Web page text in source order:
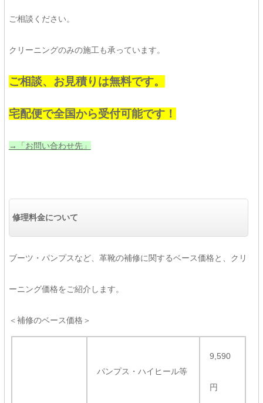
ご相談ください。
クリーニングのみの施工も承っています。
ご相談、お見積りは無料です。
宅配便で全国から受付可能です！
→「お問い合わせ先」
修理料金について
ブーツ・パンプスなど、革靴の補修に関するベース価格と、クリ
ーニング価格をご紹介します。
＜補修のベース価格＞
パンプス・ハイヒール等
9,590
円